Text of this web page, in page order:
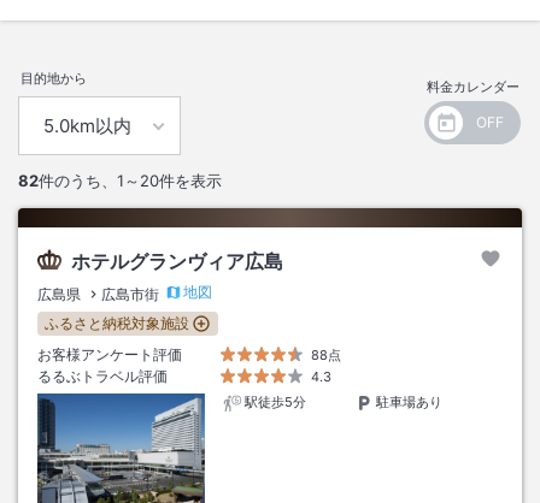
目的地から 料金カレンダー
82件のうち、 1～20件を表示
ホテルグランヴィア広島
広島県 広島市街
地図
ふるさと納税対象施設
お客様アンケート評価
88点
るるぶトラベル評価
4.3
駅徒歩5分
駐車場あり